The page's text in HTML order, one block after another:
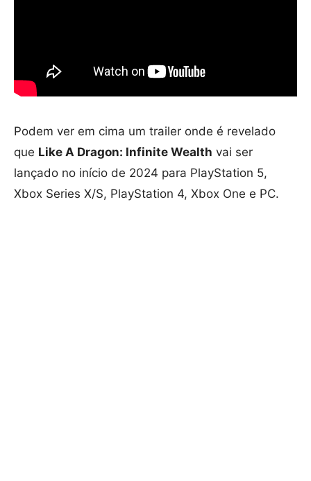
Podem ver em cima um trailer onde é revelado
que Like A Dragon: Infinite Wealth vai ser
lançado no início de 2024 para PlayStation 5,
Xbox Series X/S, PlayStation 4, Xbox One e PC.